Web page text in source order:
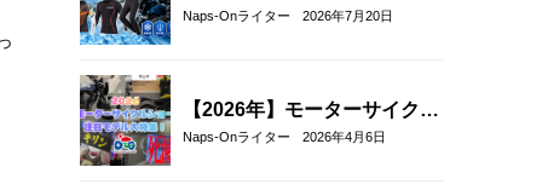
め22選！夏のツーリングを快
Naps-Onライター 2026年7月20日
【2026年】モーターサイクル
ショー注目モデル総まとめ｜
Naps-Onライター 2026年4月6日